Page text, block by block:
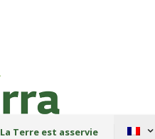
La Terre est asservie